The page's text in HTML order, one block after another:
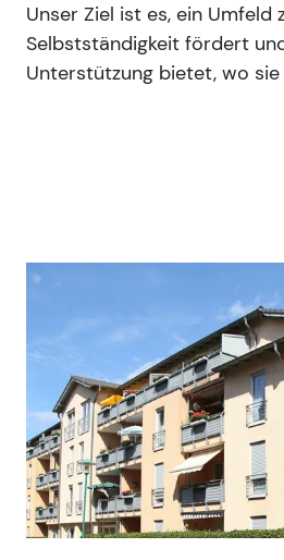
Unser Ziel ist es, ein Umfeld
Selbstständigkeit fördert
Unterstützung bietet, wo